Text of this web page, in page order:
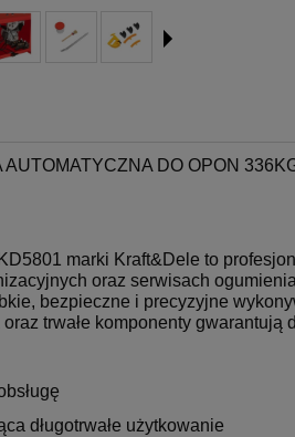
DO OPON
marki Kraft&Dele to
oraz serwisach
bezpieczne i precyzyjne
trwałe komponenty gwarantują
długotrwałe użytkowanie